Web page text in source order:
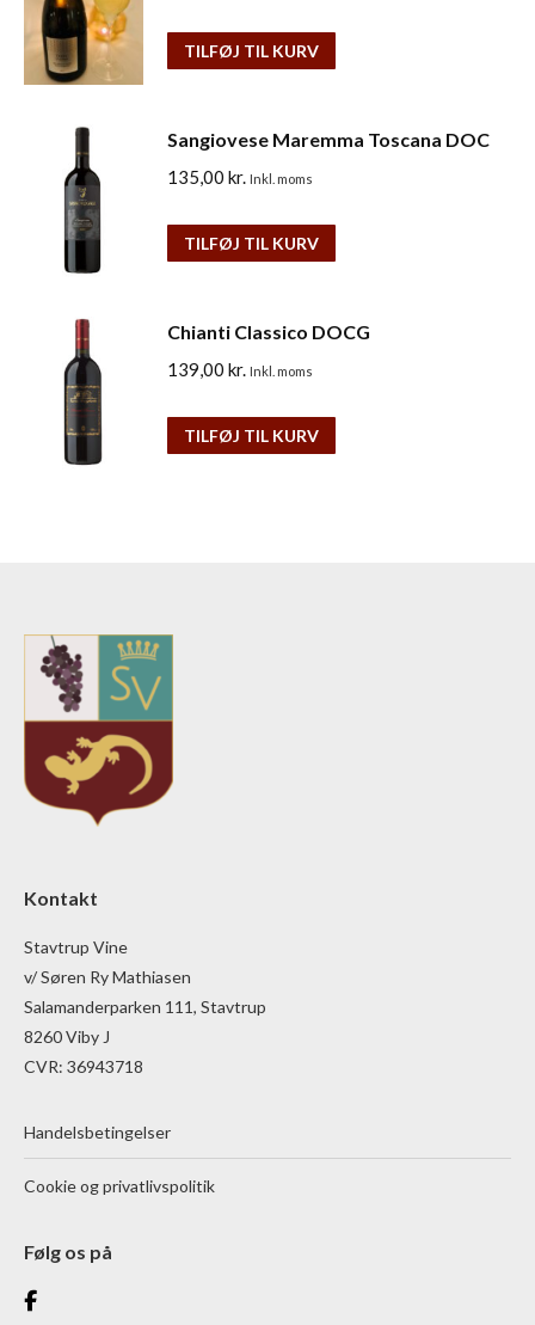
TILFØJ TIL KURV
Sangiovese Maremma Toscana DOC
135,00 kr. Inkl. moms
TILFØJ TIL KURV
Chianti Classico DOCG
139,00 kr. Inkl. moms
TILFØJ TIL KURV
Kontakt
Stavtrup Vine
v/ Søren Ry Mathiasen
Salamanderparken 111, Stavtrup
8260 Viby J
CVR: 36943718
Handelsbetingelser
Cookie og privatlivspolitik
Følg os på